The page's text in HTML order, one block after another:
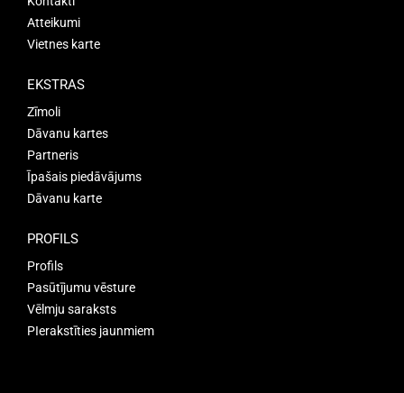
Atteikumi
Vietnes karte
EKSTRAS
Zīmoli
Dāvanu kartes
Partneris
Īpašais piedāvājums
Dāvanu karte
PROFILS
Profils
Pasūtījumu vēsture
Vēlmju saraksts
PIerakstīties jaunmiem